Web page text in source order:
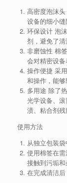
高密度泡沫头
设备的细小缝
环保设计泡
剂，避免了清
非磨蚀性 棉
会对精密设备
操作便捷采
和操作，能够
多用途 除了
光学设备、
渍、粘合剂残
使用方法
从独立包装
使用棉签在
接触到污垢和
在完成清洁后